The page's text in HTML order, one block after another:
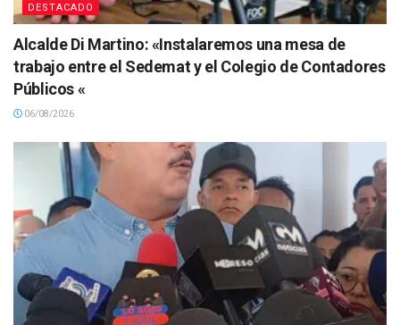
DESTACADO
Alcalde Di Martino: «Instalaremos una mesa de
trabajo entre el Sedemat y el Colegio de Contadores
Públicos «
06/08/2026